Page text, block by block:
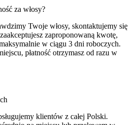
za włosy?
Twoje włosy, skontaktujemy się
zaproponowaną kwotę,
w ciągu 3 dni roboczych.
płatność otrzymasz od razu w
klientów z całej Polski.